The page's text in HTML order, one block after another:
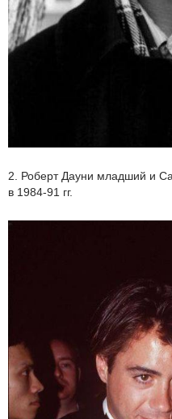
2. Роберт Дауни младший и
в 1984-91 гг.